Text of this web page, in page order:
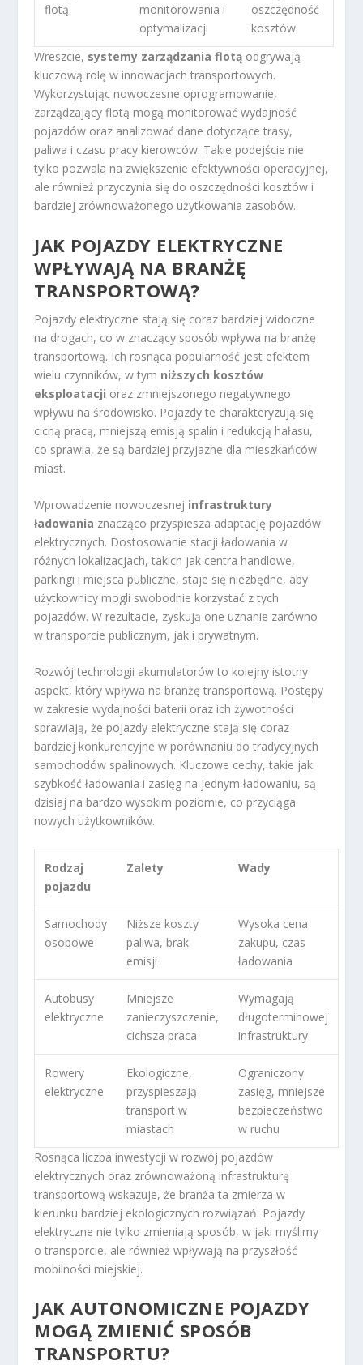
flotą
monitorowania i
optymalizacji
oszczędność
kosztów
Wreszcie, systemy zarządzania flotą odgrywają
kluczową rolę w innowacjach transportowych.
Wykorzystując nowoczesne oprogramowanie,
zarządzający flotą mogą monitorować wydajność
pojazdów oraz analizować dane dotyczące trasy,
paliwa i czasu pracy kierowców. Takie podejście nie
tylko pozwala na zwiększenie efektywności operacyjnej,
ale również przyczynia się do oszczędności kosztów i
bardziej zrównoważonego użytkowania zasobów.
JAK POJAZDY ELEKTRYCZNE
WPŁYWAJĄ NA BRANŻĘ
TRANSPORTOWĄ?
Pojazdy elektryczne stają się coraz bardziej widoczne
na drogach, co w znaczący sposób wpływa na branżę
transportową. Ich rosnąca popularność jest efektem
wielu czynników, w tym niższych kosztów
eksploatacji oraz zmniejszonego negatywnego
wpływu na środowisko. Pojazdy te charakteryzują się
cichą pracą, mniejszą emisją spalin i redukcją hałasu,
co sprawia, że są bardziej przyjazne dla mieszkańców
miast.
Wprowadzenie nowoczesnej infrastruktury
ładowania znacząco przyspiesza adaptację pojazdów
elektrycznych. Dostosowanie stacji ładowania w
różnych lokalizacjach, takich jak centra handlowe,
parkingi i miejsca publiczne, staje się niezbędne, aby
użytkownicy mogli swobodnie korzystać z tych
pojazdów. W rezultacie, zyskują one uznanie zarówno
w transporcie publicznym, jak i prywatnym.
Rozwój technologii akumulatorów to kolejny istotny
aspekt, który wpływa na branżę transportową. Postępy
w zakresie wydajności baterii oraz ich żywotności
sprawiają, że pojazdy elektryczne stają się coraz
bardziej konkurencyjne w porównaniu do tradycyjnych
samochodów spalinowych. Kluczowe cechy, takie jak
szybkość ładowania i zasięg na jednym ładowaniu, są
dzisiaj na bardzo wysokim poziomie, co przyciąga
nowych użytkowników.
Rodzaj
pojazdu
Zalety Wady
Samochody
osobowe
Niższe koszty
paliwa, brak
emisji
Wysoka cena
zakupu, czas
ładowania
Autobusy
elektryczne
Mniejsze
zanieczyszczenie,
cichsza praca
Wymagają
długoterminowej
infrastruktury
Rowery
elektryczne
Ekologiczne,
przyspieszają
transport w
miastach
Ograniczony
zasięg, mniejsze
bezpieczeństwo
w ruchu
Rosnąca liczba inwestycji w rozwój pojazdów
elektrycznych oraz zrównoważoną infrastrukturę
transportową wskazuje, że branża ta zmierza w
kierunku bardziej ekologicznych rozwiązań. Pojazdy
elektryczne nie tylko zmieniają sposób, w jaki myślimy
o transporcie, ale również wpływają na przyszłość
mobilności miejskiej.
JAK AUTONOMICZNE POJAZDY
MOGĄ ZMIENIĆ SPOSÓB
TRANSPORTU?